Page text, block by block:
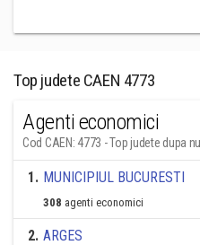
Top judete CAEN 4773
Agenti economici
Cod CAEN: 4773 - Top judete dupa
1. MUNICIPIUL BUCURESTI
308 agenti economici
2. ARGES